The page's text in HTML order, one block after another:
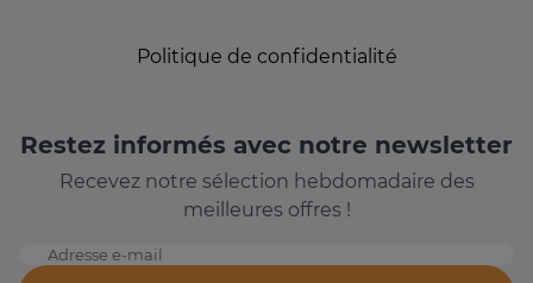
Politique de confidentialité
Restez informés avec notre newsletter
Recevez notre sélection hebdomadaire des
meilleures offres !
Adresse e-mail